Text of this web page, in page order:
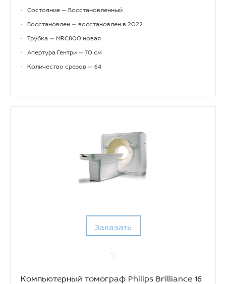
• Состояние — Восстановленный
• Восстановлен — восстановлен в 2022
• Трубка — MRC800 новая
• Апертура Гентри — 70 см
• Количество срезов — 64
Заказать
Компьютерный томограф Philips Brilliance 16